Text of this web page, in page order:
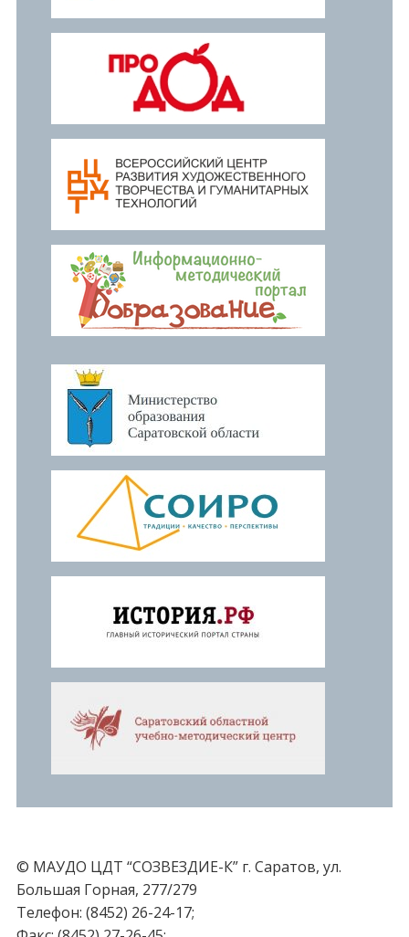
© МАУДО ЦДТ “СОЗВЕЗДИЕ-К” г. Саратов, ул.
Большая Горная, 277/279
Телефон: (8452) 26-24-17;